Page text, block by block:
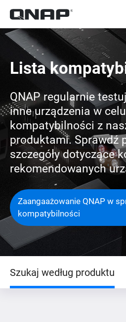
Lista
QNAP regularnie
inne urządzenia w
kompatybilności z
produktami. Sprawdź
szczegóły dotyczące
rekomendowanych
Zaangaażowanie QNAP w
kompatybilności
Szukaj według produktu